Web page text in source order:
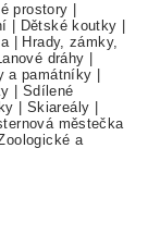
prostory
Dětské koutky
|
Hrady, zámky,
dráhy
a památníky
Sdílené
Skiareály
městečka
a